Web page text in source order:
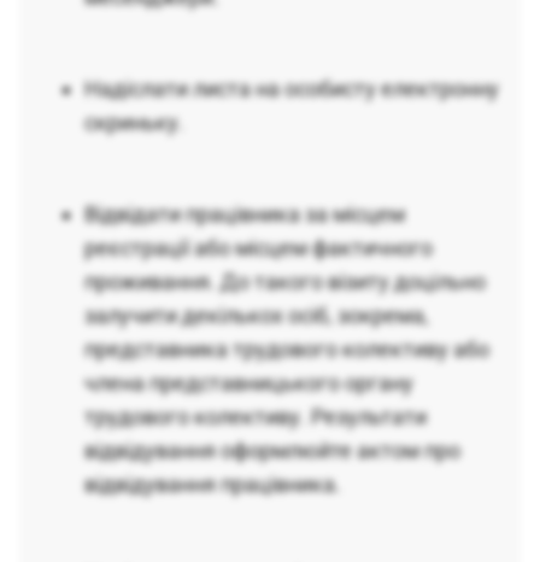
Надіслати листа на особисту електронну
скриньку.
Відвідати працівника за місцем
реєстрації або місцем фактичного
проживання. До такого візиту доцільно
залучити декількох осіб, зокрема,
представника трудового колективу або
члена представницького органу
трудового колективу. Результати
відвідування оформлюйте актом про
відвідування працівника.